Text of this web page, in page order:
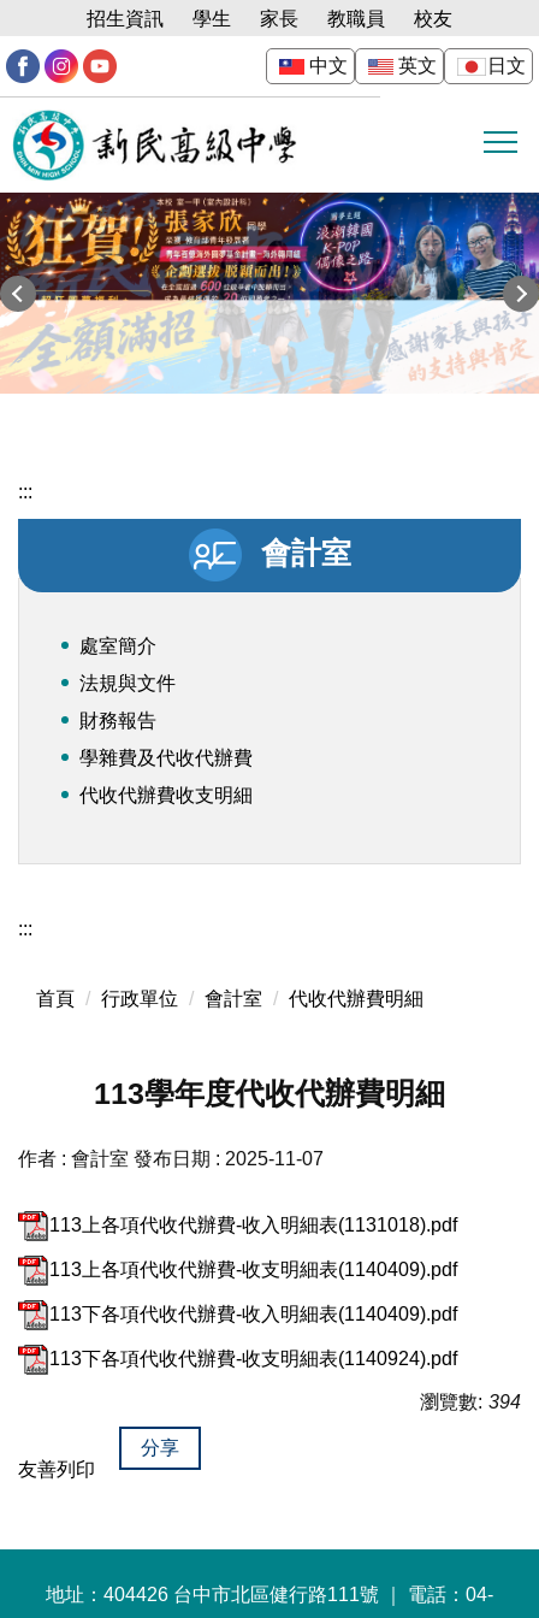
到
主
內
容
區
招生資訊 學生 家長 教職員 校友
中文 英文 日文
:::
會計室
處室簡介
法規與文件
財務報告
學雜費及代收代辦費
代收代辦費收支明細
:::
首頁 行政單位 會計室 代收代辦費明細
113學年度代收代辦費明細
作者 : 會計室 發布日期 : 2025-11-07
113上各項代收代辦費-收入明細表(1131018).pdf
113上各項代收代辦費-收支明細表(1140409).pdf
113下各項代收代辦費-收入明細表(1140409).pdf
113下各項代收代辦費-收支明細表(1140924).pdf
瀏覽數: 394
友善列印
分享
地址：404426 台中市北區健行路111號 ｜ 電話：04-